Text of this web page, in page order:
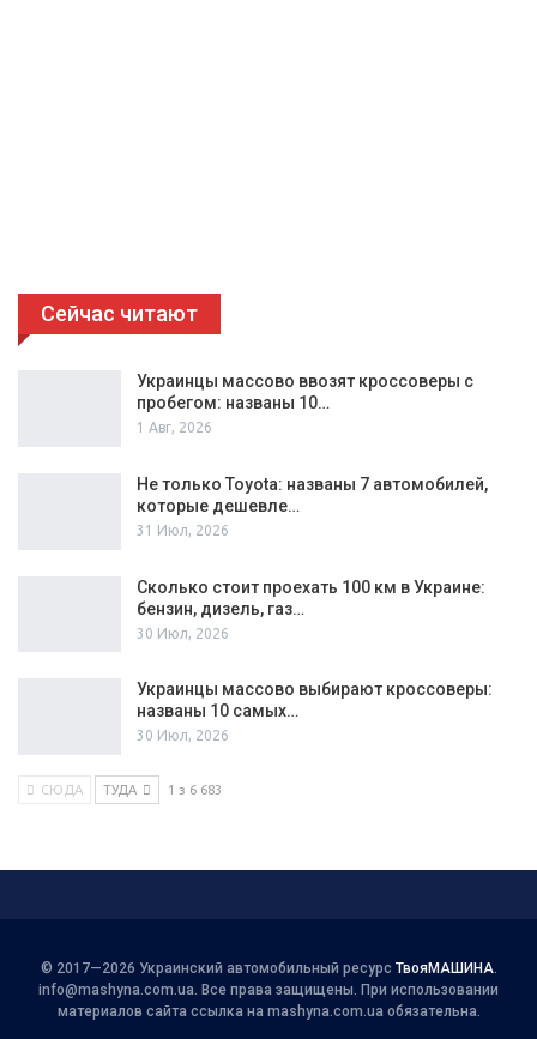
Сейчас читают
Украинцы массово ввозят кроссоверы с
пробегом: названы 10…
1 Авг, 2026
Не только Toyota: названы 7 автомобилей,
которые дешевле…
31 Июл, 2026
Сколько стоит проехать 100 км в Украине:
бензин, дизель, газ…
30 Июл, 2026
Украинцы массово выбирают кроссоверы:
названы 10 самых…
30 Июл, 2026
СЮДА ТУДА 1 з 6 683
© 2017—2026 Украинский автомобильный ресурс ТвояМАШИНА.
info@mashyna.com.ua. Все права защищены. При использовании
материалов сайта ссылка на mashyna.com.ua обязательна.